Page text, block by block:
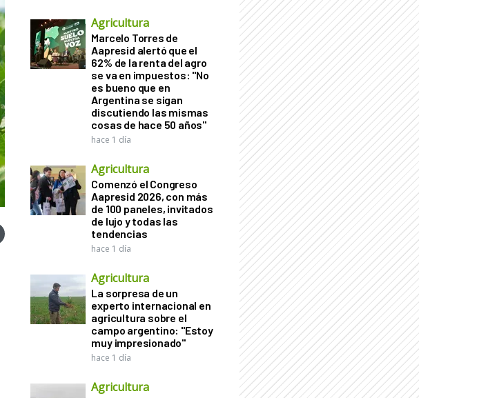
Agricultura
Marcelo Torres de
Aapresid alertó que el
62% de la renta del agro
se va en impuestos: "No
es bueno que en
Argentina se sigan
discutiendo las mismas
cosas de hace 50 años"
hace 1 día
Agricultura
Comenzó el Congreso
Aapresid 2026, con más
de 100 paneles, invitados
de lujo y todas las
tendencias
hace 1 día
Agricultura
La sorpresa de un
experto internacional en
agricultura sobre el
campo argentino: "Estoy
muy impresionado"
hace 1 día
Agricultura